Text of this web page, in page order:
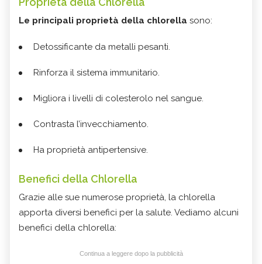
Le principali proprietà della chlorella sono:
Detossificante da metalli pesanti.
Rinforza il sistema immunitario.
Migliora i livelli di colesterolo nel sangue.
Contrasta l’invecchiamento.
Ha proprietà antipertensive.
Benefici della Chlorella
Grazie alle sue numerose proprietà, la chlorella
apporta diversi benefici per la salute. Vediamo alcuni
benefici della chlorella:
Continua a leggere dopo la pubblicità